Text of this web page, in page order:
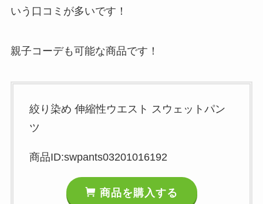
いう口コミが多いです！
親子コーデも可能な商品です！
絞り染め 伸縮性ウエスト スウェットパン
ツ
商品ID:swpants03201016192
商品を購入する